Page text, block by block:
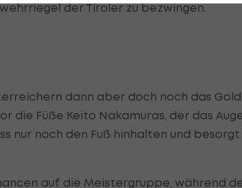
der Tiroler zu bezwingen.
dann aber doch noch das
die Füße Keito Nakamuras, der das
nur noch den Fuß hinhalten und
auf die Meistergruppe, während